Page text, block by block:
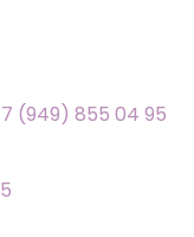
(949) 855 04 95